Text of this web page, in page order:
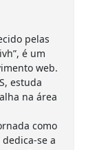
pelas
é um
web.
estuda
na área
como
se a